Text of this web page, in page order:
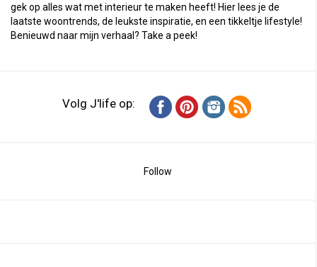
gek op alles wat met interieur te maken heeft! Hier lees je de
laatste woontrends, de leukste inspiratie, en een tikkeltje lifestyle!
Benieuwd naar mijn verhaal? Take a peek!
Volg J'life op:
Follow